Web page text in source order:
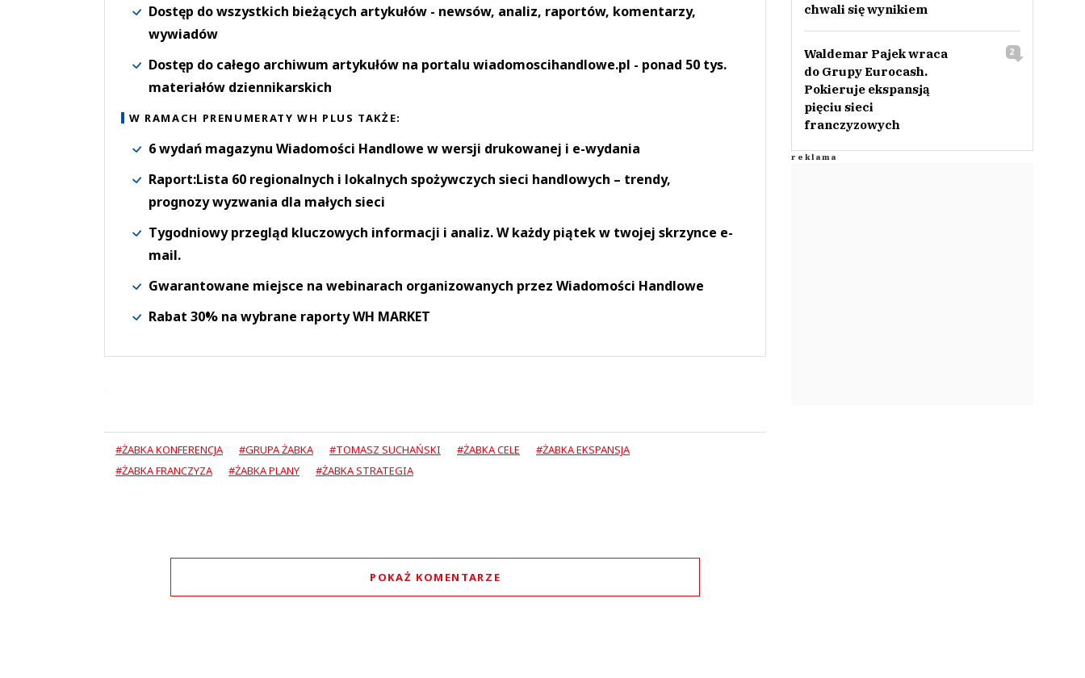
Dostęp do wszystkich bieżących artykułów - newsów, analiz, raportów, komentarzy,
wywiadów
Dostęp do całego archiwum artykułów na portalu wiadomoscihandlowe.pl - ponad 50 tys.
materiałów dziennikarskich
W RAMACH PRENUMERATY WH PLUS TAKŻE:
6 wydań magazynu Wiadomości Handlowe w wersji drukowanej i e-wydania
Raport:Lista 60 regionalnych i lokalnych spożywczych sieci handlowych – trendy,
prognozy wyzwania dla małych sieci
Tygodniowy przegląd kluczowych informacji i analiz. W każdy piątek w twojej skrzynce e-
mail.
Gwarantowane miejsce na webinarach organizowanych przez Wiadomości Handlowe
Rabat 30% na wybrane raporty WH MARKET
#ŻABKA KONFERENCJA #GRUPA ŻABKA #TOMASZ SUCHAŃSKI #ŻABKA CELE
#ŻABKA EKSPANSJA
#ŻABKA FRANCZYZA
#ŻABKA PLANY #ŻABKA STRATEGIA
POKAŻ KOMENTARZE
chwali się wynikiem
Waldemar Pajek wraca
do Grupy Eurocash.
Pokieruje ekspansją
pięciu sieci
franczyzowych
2